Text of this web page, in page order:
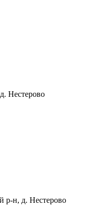
Нестерово
р-н, д. Нестерово